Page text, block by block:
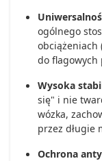
ogólnego
obciążeniach
do flagowych
Wysoka
się" i nie
wózka,
przez długie
Ochrona